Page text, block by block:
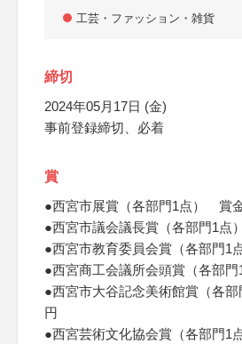
工芸・ファッション・雑貨
締切
2024年05月17日 (金)
事前登録締切、必着
賞
●西宮市展賞（各部門1点） 賞
●西宮市議会議長賞（各部門1
●西宮市教育委員会賞（各部門
●西宮商工会議所会頭賞（各部
●西宮市大谷記念美術館賞（各
円
●西宮芸術文化協会賞（各部門